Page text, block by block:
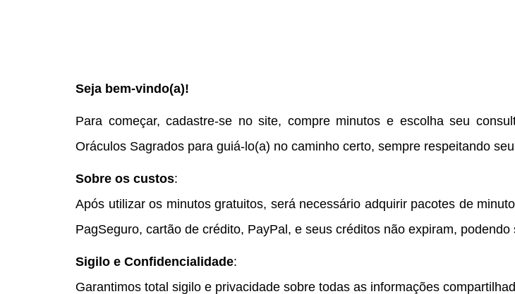
Seja bem-vindo(a)!
Para começar, cadastre-se no site, compre minutos e escolha seu
Oráculos Sagrados para guiá-lo(a) no caminho certo, sempre respeitando
Sobre os custos:
Após utilizar os minutos gratuitos, será necessário adquirir pacotes de
PagSeguro, cartão de crédito, PayPal, e seus créditos não expiram,
Sigilo e Confidencialidade:
Garantimos total sigilo e privacidade sobre todas as informações